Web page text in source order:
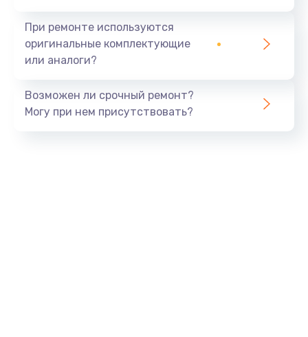
При ремонте используются
оригинальные комплектующие
или аналоги?
Возможен ли срочный ремонт?
Могу при нем присутствовать?